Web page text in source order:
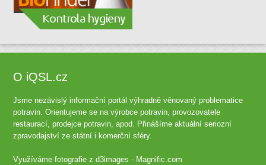
O iQSL.cz
Jsme nezávislý informační portál výhradně věnovaný problematice
potravin. Orientujeme se na výrobce potravin, provozovatele
restaurací, prodejce potravin, apod. Přinášíme aktuální seriozní
zpravodajství ze státní i komerční sféry.
Využíváme fotografie zd3images - Magnific.com